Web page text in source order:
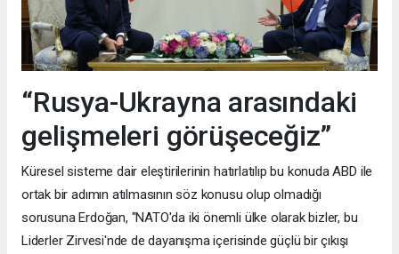
“Rusya-Ukrayna arasındaki
gelişmeleri görüşeceğiz”
Küresel sisteme dair eleştirilerinin hatırlatılıp bu konuda ABD ile
ortak bir adımın atılmasının söz konusu olup olmadığı
sorusuna Erdoğan, "NATO'da iki önemli ülke olarak bizler, bu
Liderler Zirvesi'nde de dayanışma içerisinde güçlü bir çıkışı